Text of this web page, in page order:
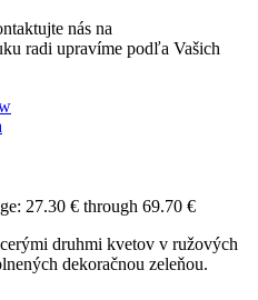
nás na
radi upravíme podľa Vašich
27.30 € through 69.70 €
druhmi kvetov v ružových
dekoračnou zeleňou.